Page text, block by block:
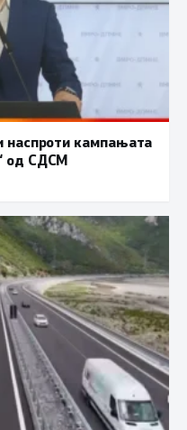
наспроти кампањата
од СДСM